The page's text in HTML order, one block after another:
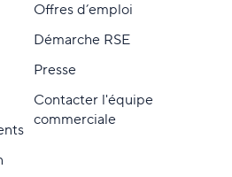
Offres d’emploi
Démarche RSE
Presse
Contacter l'équipe
commerciale